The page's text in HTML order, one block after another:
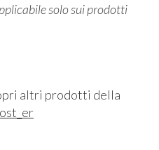
solo sui prodotti
altri prodotti della